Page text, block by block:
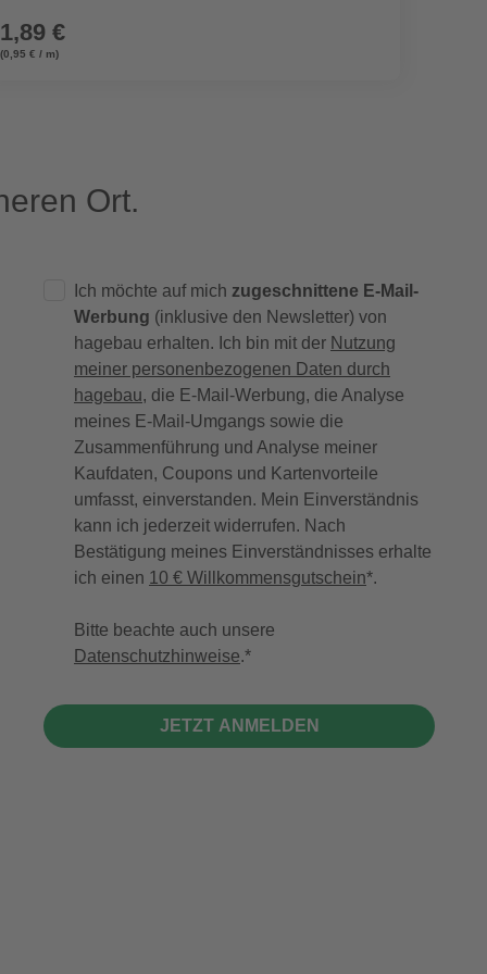
1,89 €
(0,95 € / m)
Ort.
Ich möchte auf mich zugeschnittene E-Mail-
Werbung (inklusive den Newsletter) von
hagebau erhalten. Ich bin mit der Nutzung
meiner personenbezogenen Daten durch
hagebau, die E-Mail-Werbung, die Analyse
meines E-Mail-Umgangs sowie die
Zusammenführung und Analyse meiner
Kaufdaten, Coupons und Kartenvorteile
umfasst, einverstanden. Mein Einverständnis
kann ich jederzeit widerrufen. Nach
Bestätigung meines Einverständnisses erhalte
ich einen 10 € Willkommensgutschein*.
Bitte beachte auch unsere
Datenschutzhinweise.
JETZT ANMELDEN